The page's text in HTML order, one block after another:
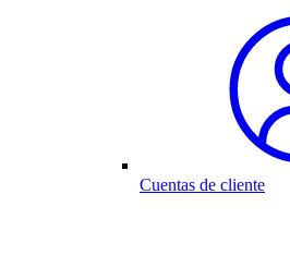
Cuentas de cliente